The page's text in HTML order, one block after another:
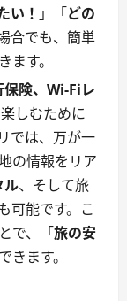
い！ 」「どの
合でも、簡単
す。
険、Wi-Fiレ
しむために
では、万が一
の情報をリア
ル、そして旅
可能です。こ
で、「旅の安
きます。